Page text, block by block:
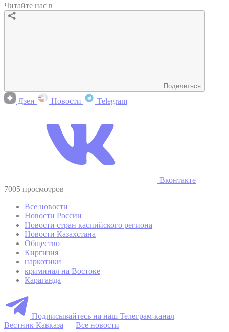
Читайте нас в
Поделиться
Дзен Новости Telegram
Вконтакте
7005 просмотров
Все новости
Новости России
Новости стран каспийского региона
Новости Казахстана
Общество
Киргизия
наркотики
криминал на Востоке
Караганда
Подписывайтесь на наш Телеграм-канал
Вестник Кавказа — Все новости